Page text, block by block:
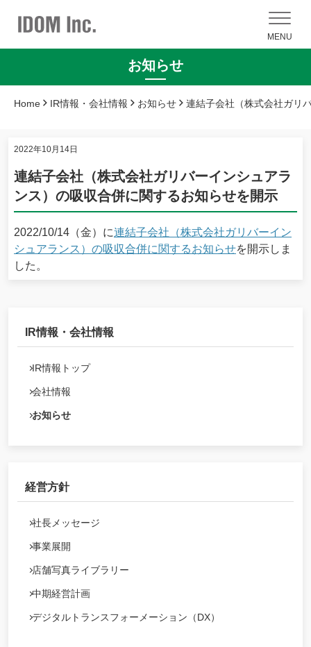
MENU
お知らせ
Home IR情報・会社情報 お知らせ 連結子会社（株式会社ガリ
2022年10月14日
連結子会社（株式会社ガリバーインシュアラ
ンス）の吸収合併に関するお知らせを開示
2022/10/14（金）に連結子会社（株式会社ガリバーイン
シュアランス）の吸収合併に関するお知らせを開示しま
した。
IR情報・会社情報
IR情報トップ
会社情報
お知らせ
経営方針
社長メッセージ
事業展開
店舗写真ライブラリー
中期経営計画
デジタルトランスフォーメーション（DX）